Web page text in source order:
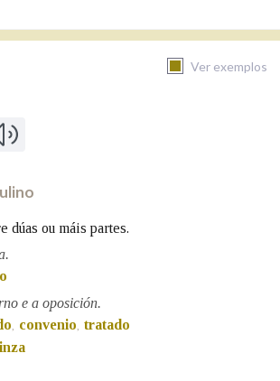
Ver exemplos
dúas ou máis partes.
e a oposición.
, convenio, tratado